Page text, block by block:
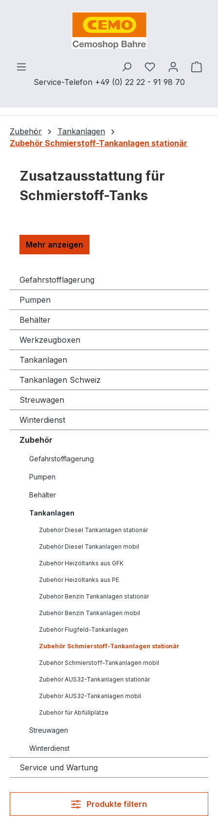
Zum Hauptinhalt springen
Service-Telefon +49 (0) 22 22 - 91 98 70
Du hast 0
Zubehör
Tankanlagen
Zubehör Schmierstoff-Tankanlagen stationär
Zusatzausstattung für
Schmierstoff-Tanks
Gefahrstofflagerung
Pumpen
Behälter
Werkzeugboxen
Tankanlagen
Tankanlagen Schweiz
Streuwagen
Winterdienst
Zubehör
Gefahrstofflagerung
Pumpen
Behälter
Tankanlagen
Zubehör Diesel Tankanlagen stationär
Zubehör Diesel Tankanlagen mobil
Zubehör Heizöltanks aus GFK
Zubehör Heizöltanks aus PE
Zubehör Benzin Tankanlagen stationär
Zubehör Benzin Tankanlagen mobil
Zubehör Flugfeld-Tankanlagen
Zubehör Schmierstoff-Tankanlagen stationär
Zubehör Schmierstoff-Tankanlagen mobil
Zubehör AUS32-Tankanlagen stationär
Zubehör AUS32-Tankanlagen mobil
Zubehör für Abfüllplätze
Streuwagen
Winterdienst
Service und Wartung
Produkte filtern